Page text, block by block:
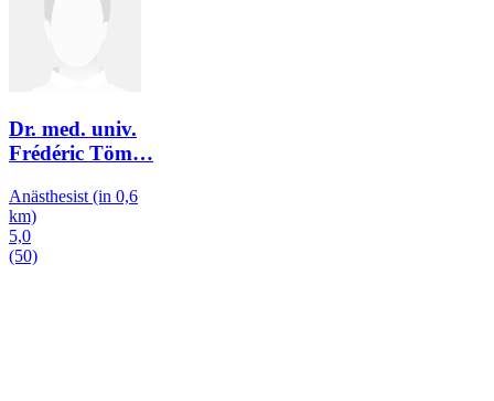
Dr. med. univ.
Frédéric Töm…
Anästhesist (in 0,6
km)
5,0
(50)